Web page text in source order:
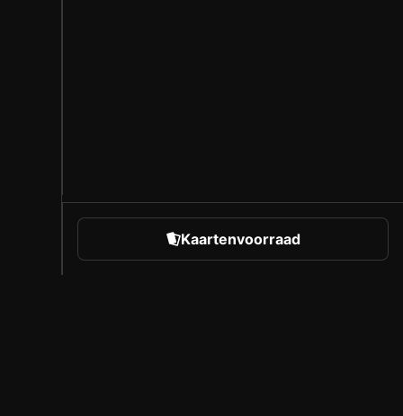
Kaartenvoorraad